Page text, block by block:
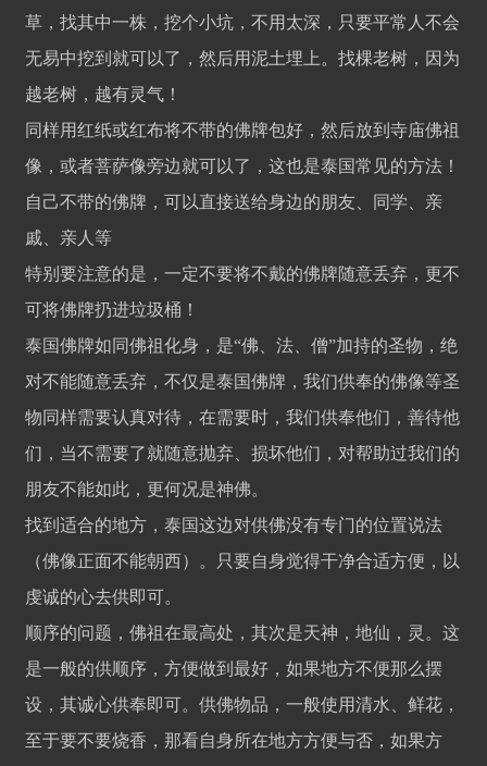
草，找其中一株，挖个小坑，不用太深，只要平常人不会
无易中挖到就可以了，然后用泥土埋上。找棵老树，因为
越老树，越有灵气！
同样用红纸或红布将不带的佛牌包好，然后放到寺庙佛祖
像，或者菩萨像旁边就可以了，这也是泰国常见的方法！
自己不带的佛牌，可以直接送给身边的朋友、同学、亲
戚、亲人等
特别要注意的是，一定不要将不戴的佛牌随意丢弃，更不
可将佛牌扔进垃圾桶！
泰国佛牌如同佛祖化身，是“佛、法、僧”加持的圣物，绝
对不能随意丢弃，不仅是泰国佛牌，我们供奉的佛像等圣
物同样需要认真对待，在需要时，我们供奉他们，善待他
们，当不需要了就随意抛弃、损坏他们，对帮助过我们的
朋友不能如此，更何况是神佛。
找到适合的地方，泰国这边对供佛没有专门的位置说法
（佛像正面不能朝西）。只要自身觉得干净合适方便，以
虔诚的心去供即可。
顺序的问题，佛祖在最高处，其次是天神，地仙，灵。这
是一般的供顺序，方便做到最好，如果地方不便那么摆
设，其诚心供奉即可。供佛物品，一般使用清水、鲜花，
至于要不要烧香，那看自身所在地方方便与否，如果方